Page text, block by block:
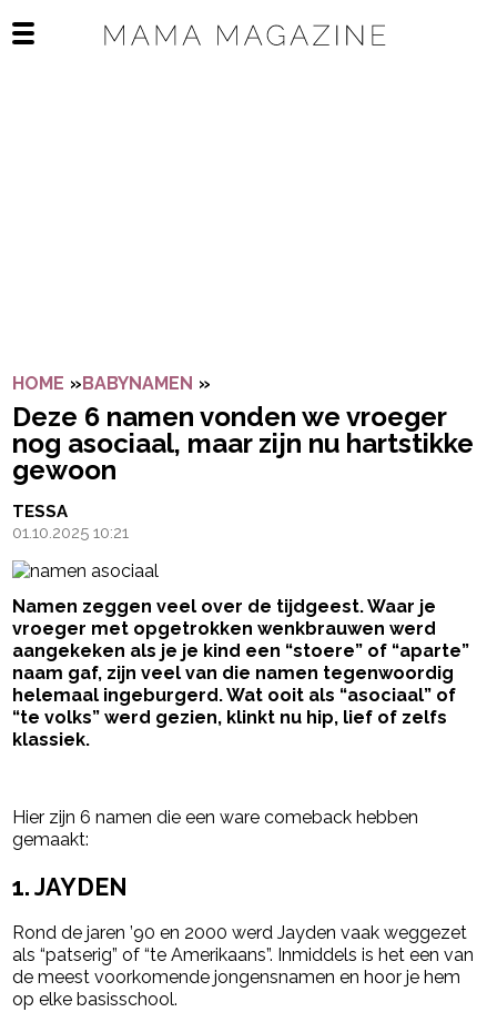
Open het mobiele menu
HOME »BABYNAMEN »
Deze 6 namen vonden we vroeger
nog asociaal, maar zijn nu hartstikke
gewoon
TESSA
01.10.2025 10:21
Namen zeggen veel over de tijdgeest. Waar je
vroeger met opgetrokken wenkbrauwen werd
aangekeken als je je kind een “stoere” of “aparte”
naam gaf, zijn veel van die namen tegenwoordig
helemaal ingeburgerd. Wat ooit als “asociaal” of
“te volks” werd gezien, klinkt nu hip, lief of zelfs
klassiek.
Hier zijn 6 namen die een ware comeback hebben
gemaakt:
1.JAYDEN
Rond de jaren ’90 en 2000 werd Jayden vaak weggezet
als “patserig” of “te Amerikaans”. Inmiddels is het een van
de meest voorkomende jongensnamen en hoor je hem
op elke basisschool.